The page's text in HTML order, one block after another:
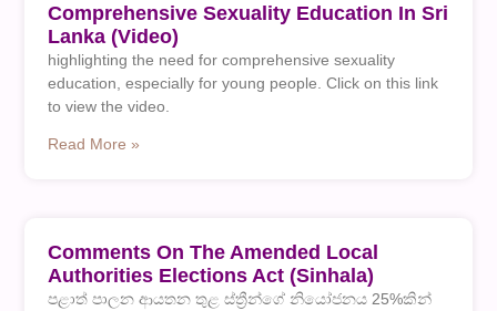
Comprehensive Sexuality Education In Sri
Lanka (video)
highlighting the need for comprehensive sexuality
education, especially for young people. Click on this link
to view the video.
Read More »
Comments On The Amended Local
Authorities Elections Act (Sinhala)
පළාත් පාලන ආයතන තුළ ස්ත්‍රීන්ගේ නියෝජනය 25%කින්